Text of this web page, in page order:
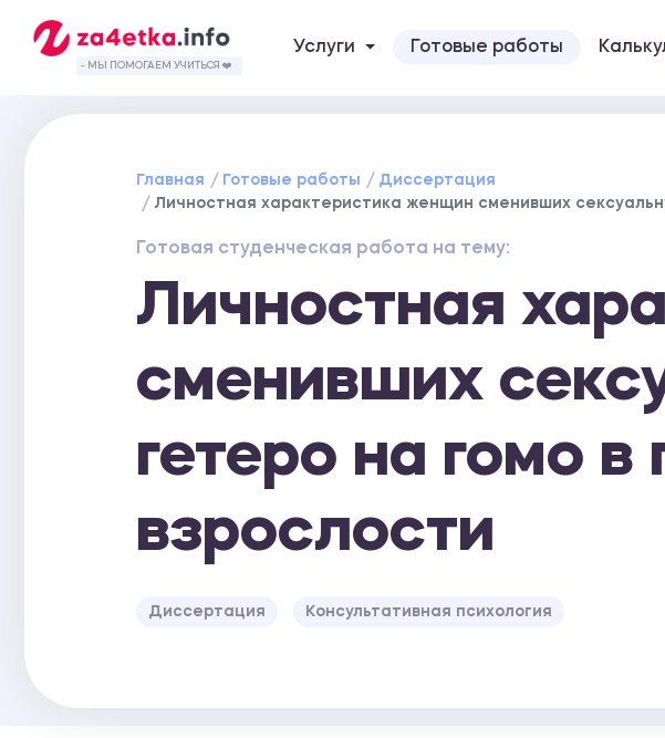
- МЫ ПОМОГАЕМ УЧИТЬСЯ ❤️
Услуги Готовые работы
Главная Готовые работы
Диссертация
Личностная характеристика женщин сменивших
Готовая студенческая работа на тему:
Личностная
сменивших
гетеро на гомо
взрослости
Диссертация Консультативная психология